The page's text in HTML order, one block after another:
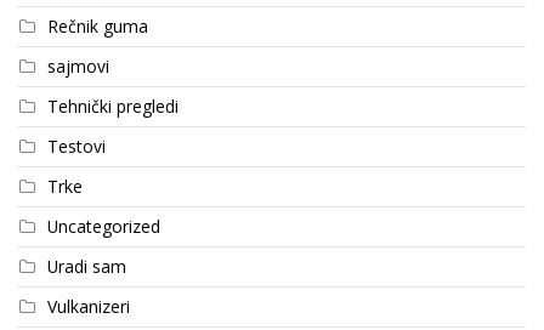
Rečnik guma
sajmovi
Tehnički pregledi
Testovi
Trke
Uncategorized
Uradi sam
Vulkanizeri